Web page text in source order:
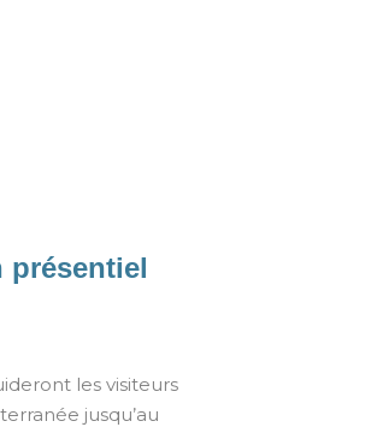
présentiel
les visiteurs
jusqu’au